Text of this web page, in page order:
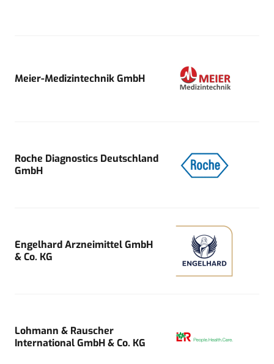
Meier-Medizintechnik GmbH
Roche Diagnostics Deutschland
GmbH
Engelhard Arzneimittel GmbH
& Co. KG
Lohmann & Rauscher
International GmbH & Co. KG